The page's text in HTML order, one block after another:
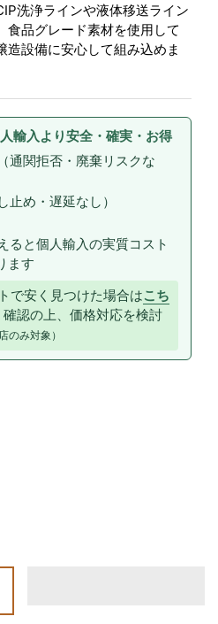
洗浄ラインや液体移送ライン
食品グレード素材を使用して
造設備に安心して組み込めま
輸入より安全・確実・お得
（通関拒否・廃棄リスクな
止め・遅延なし）
ると個人輸入の実質コスト
ます
で安く見つけた場合はこち
確認の上、価格対応を検討
のみ対象）